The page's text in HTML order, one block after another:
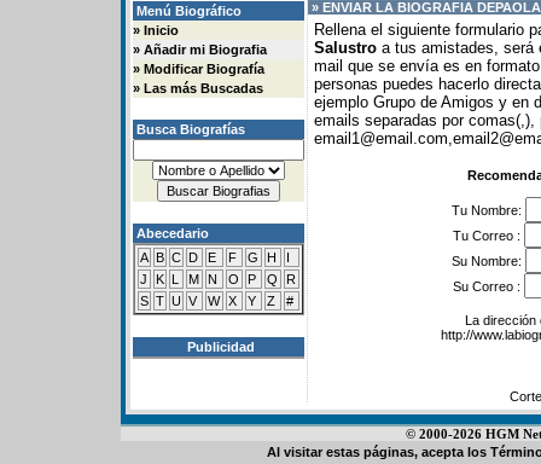
Menú Biográfico
» Inicio
» Añadir mi Biografia
» Modificar Biografía
» Las más Buscadas
Busca Biografías
Abecedario
A B C D E F G H
I
J
K L M N O P Q
R
S T U V W X Y Z #
Publicidad
» ENVIAR LA BIOGRAFIA DE
Rellena el siguiente formulario
Salustro a tus amistades, será
mail que se envía es en
personas puedes hacerlo
ejemplo Grupo de Amigos y en
emails separadas por comas(,),
Tu Nombre:
Tu Correo :
Su Nombre:
Su Correo :
La dirección
http://
© 2000-2026 HGM
Al visitar estas páginas, acepta los